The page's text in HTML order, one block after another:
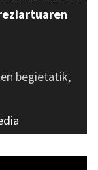
begietatik,